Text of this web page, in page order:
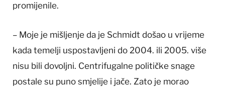
promijenile.
– Moje je mišljenje da je Schmidt došao u vrijeme
kada temelji uspostavljeni do 2004. ili 2005. više
nisu bili dovoljni. Centrifugalne političke snage
postale su puno smjelije i jače. Zato je morao